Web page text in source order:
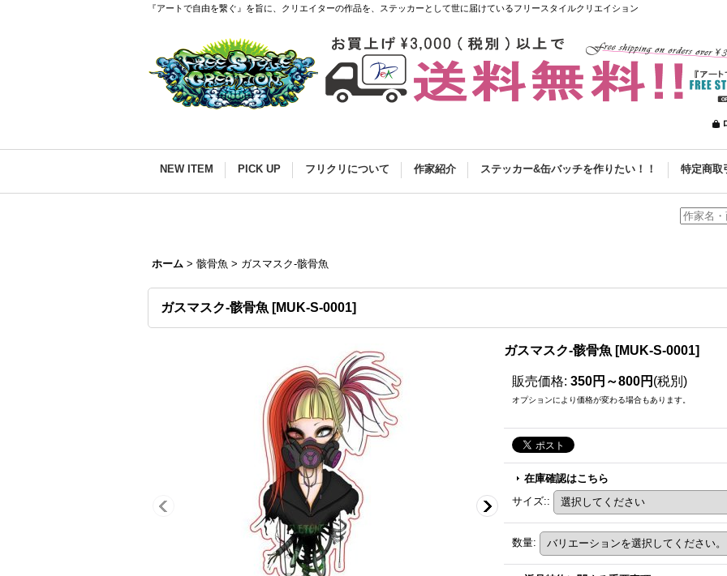
『アートで自由を繋ぐ』を旨に、クリエイターの作品を、ステッカーとして世に届けているフリースタイルクリエイション
NEW ITEM PICK UP フリクリについて 作家紹介 ステッカー&缶バッチを作りたい！！ 特定商取
ホーム > 骸骨魚 > ガスマスク-骸骨魚
ガスマスク-骸骨魚 [MUK-S-0001]
ガスマスク-骸骨魚 [MUK-S-0001]
販売価格: 350円～800円 (税別)
オプションにより価格が変わる場合もあります。
在庫確認はこちら
サイズ::
数量: